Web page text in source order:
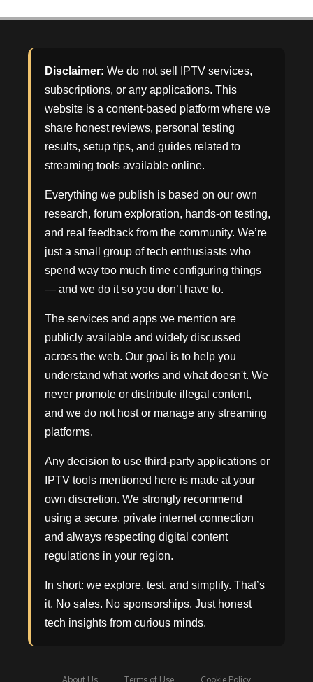
Disclaimer: We do not sell IPTV services,
subscriptions, or any applications. This
website is a content-based platform where we
share honest reviews, personal testing
results, setup tips, and guides related to
streaming tools available online.
Everything we publish is based on our own
research, forum exploration, hands-on testing,
and real feedback from the community. We’re
just a small group of tech enthusiasts who
spend way too much time configuring things
— and we do it so you don’t have to.
The services and apps we mention are
publicly available and widely discussed
across the web. Our goal is to help you
understand what works and what doesn't. We
never promote or distribute illegal content,
and we do not host or manage any streaming
platforms.
Any decision to use third-party applications or
IPTV tools mentioned here is made at your
own discretion. We strongly recommend
using a secure, private internet connection
and always respecting digital content
regulations in your region.
In short: we explore, test, and simplify. That’s
it. No sales. No sponsorships. Just honest
tech insights from curious minds.
About Us Terms of Use Cookie Policy